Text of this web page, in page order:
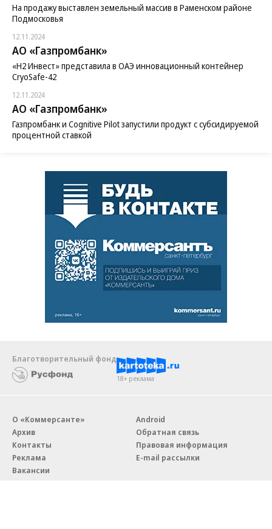
На продажу выставлен земельный массив в Раменском районе
Подмосковья
12.11.2024
АО «Газпромбанк»
«H2 Инвест» представила в ОАЭ инновационный контейнер
CryoSafe-42
12.11.2024
АО «Газпромбанк»
Газпромбанк и Cognitive Pilot запустили продукт с субсидируемой
процентной ставкой
Благотворительный фонд
18+ реклама
О «Коммерсанте»
Архив
Контакты
Реклама
Вакансии
Android
Обратная связь
Правовая информация
E-mail рассылки